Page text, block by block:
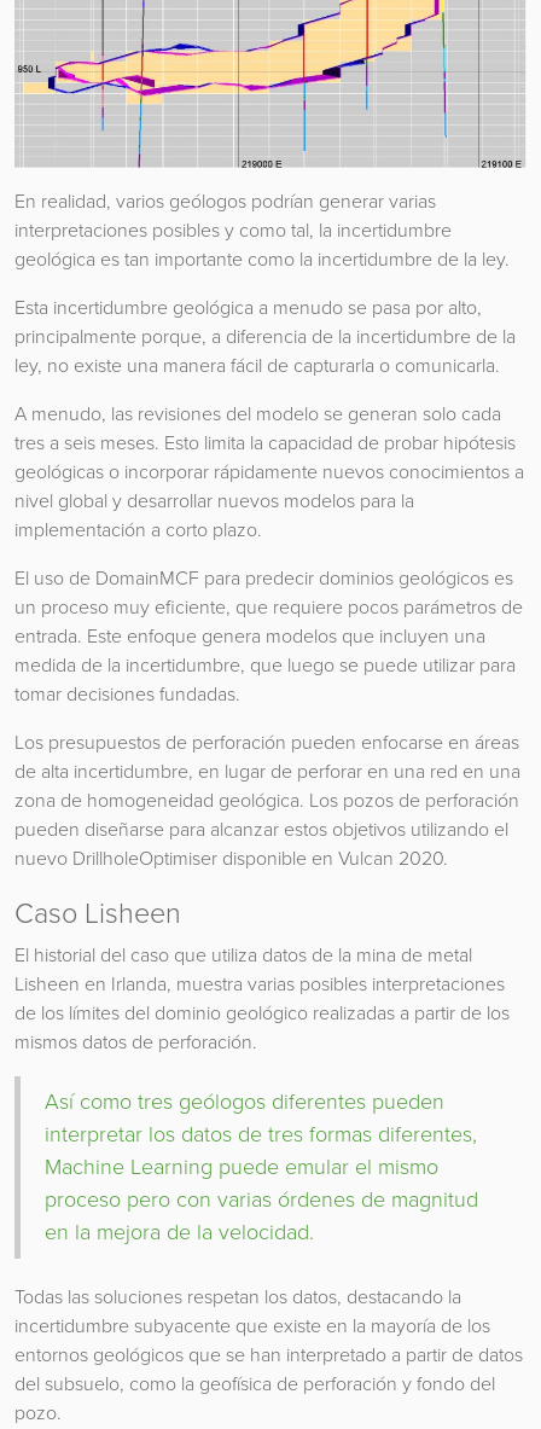
En realidad, varios geólogos podrían generar varias
interpretaciones posibles y como tal, la incertidumbre
geológica es tan importante como la incertidumbre de la ley.
Esta incertidumbre geológica a menudo se pasa por alto,
principalmente porque, a diferencia de la incertidumbre de la
ley, no existe una manera fácil de capturarla o comunicarla.
A menudo, las revisiones del modelo se generan solo cada
tres a seis meses. Esto limita la capacidad de probar hipótesis
geológicas o incorporar rápidamente nuevos conocimientos a
nivel global y desarrollar nuevos modelos para la
implementación a corto plazo.
El uso de DomainMCF para predecir dominios geológicos es
un proceso muy eficiente, que requiere pocos parámetros de
entrada. Este enfoque genera modelos que incluyen una
medida de la incertidumbre, que luego se puede utilizar para
tomar decisiones fundadas.
Los presupuestos de perforación pueden enfocarse en áreas
de alta incertidumbre, en lugar de perforar en una red en una
zona de homogeneidad geológica. Los pozos de perforación
pueden diseñarse para alcanzar estos objetivos utilizando el
nuevo DrillholeOptimiser disponible en Vulcan 2020.
Caso Lisheen
El historial del caso que utiliza datos de la mina de metal
Lisheen en Irlanda, muestra varias posibles interpretaciones
de los límites del dominio geológico realizadas a partir de los
mismos datos de perforación.
Así como tres geólogos diferentes pueden
interpretar los datos de tres formas diferentes,
Machine Learning puede emular el mismo
proceso pero con varias órdenes de magnitud
en la mejora de la velocidad.
Todas las soluciones respetan los datos, destacando la
incertidumbre subyacente que existe en la mayoría de los
entornos geológicos que se han interpretado a partir de datos
del subsuelo, como la geofísica de perforación y fondo del
pozo.